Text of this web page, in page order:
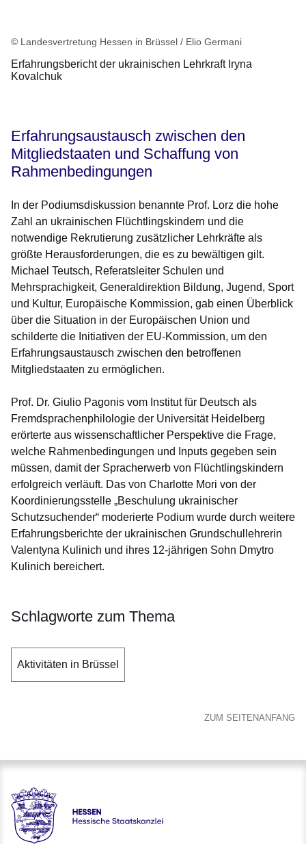
© Landesvertretung Hessen in Brüssel / Elio Germani
Erfahrungsbericht der ukrainischen Lehrkraft Iryna
Kovalchuk
Erfahrungsaustausch zwischen den
Mitgliedstaaten und Schaffung von
Rahmenbedingungen
In der Podiumsdiskussion benannte Prof. Lorz die hohe
Zahl an ukrainischen Flüchtlingskindern und die
notwendige Rekrutierung zusätzlicher Lehrkräfte als
größte Herausforderungen, die es zu bewältigen gilt.
Michael Teutsch, Referatsleiter Schulen und
Mehrsprachigkeit, Generaldirektion Bildung, Jugend, Sport
und Kultur, Europäische Kommission, gab einen Überblick
über die Situation in der Europäischen Union und
schilderte die Initiativen der EU-Kommission, um den
Erfahrungsaustausch zwischen den betroffenen
Mitgliedstaaten zu ermöglichen.
Prof. Dr. Giulio Pagonis vom Institut für Deutsch als
Fremdsprachenphilologie der Universität Heidelberg
erörterte aus wissenschaftlicher Perspektive die Frage,
welche Rahmenbedingungen und Inputs gegeben sein
müssen, damit der Spracherwerb von Flüchtlingskindern
erfolgreich verläuft. Das von Charlotte Mori von der
Koordinierungsstelle „Beschulung ukrainischer
Schutzsuchender“ moderierte Podium wurde durch weitere
Erfahrungsberichte der ukrainischen Grundschullehrerin
Valentyna Kulinich und ihres 12-jährigen Sohn Dmytro
Kulinich bereichert.
Schlagworte zum Thema
Aktivitäten in Brüssel
ZUM SEITENANFANG
Hessen - Hessische Staatskanzlei